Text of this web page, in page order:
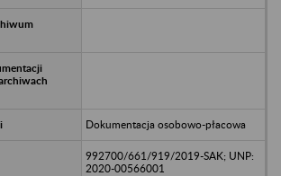
Dokumentacja osobowo-płacowa
992700/661/919/2019-SAK; UNP:
2020-00566001